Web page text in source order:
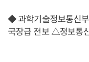
◆ 과학기술정보통신부
국장급 전보 △정보통